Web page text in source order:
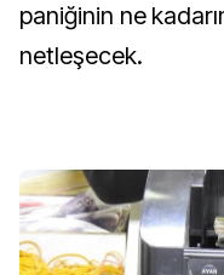
paniğinin ne
netleşecek.